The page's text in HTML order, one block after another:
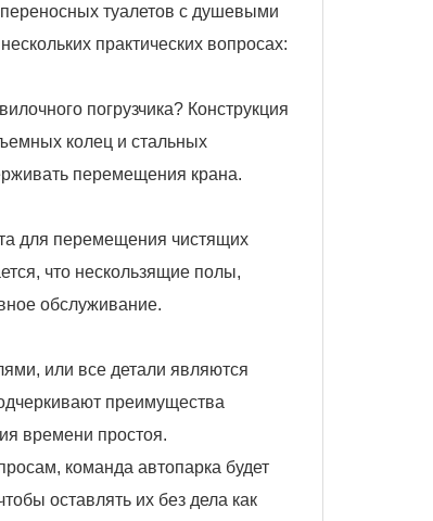
туалетов с душевыми
практических вопросах:
погрузчика? Конструкция
колец и стальных
перемещения крана.
для перемещения чистящих
что нескользящие полы,
обслуживание.
или все детали являются
преимущества
времени простоя.
команда автопарка будет
оставлять их без дела как